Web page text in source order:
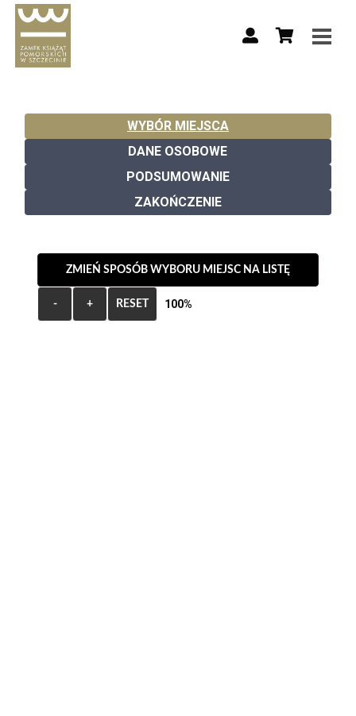
WYBÓR MIEJSCA
DANE OSOBOWE
PODSUMOWANIE
ZAKOŃCZENIE
ZMIEŃ SPOSÓB WYBORU MIEJSC NA LISTĘ
- + RESET 100%